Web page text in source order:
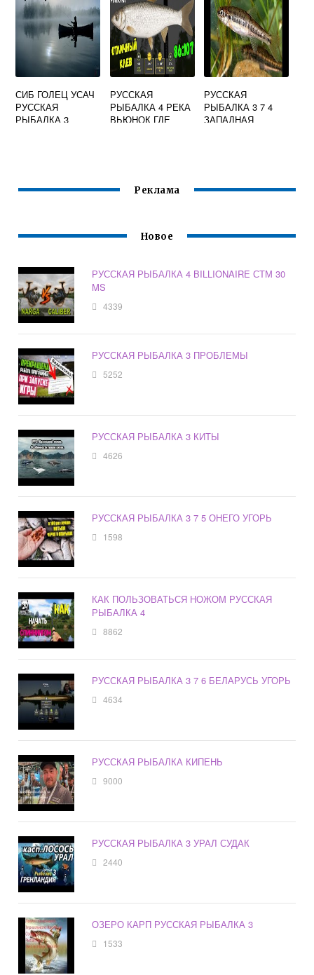
СИБ ГОЛЕЦ УСАЧ
РУССКАЯ
РЫБАЛКА 3
РУССКАЯ
РЫБАЛКА 4 РЕКА
ВЬЮНОК ГДЕ
РУССКАЯ
РЫБАЛКА 3 7 4
ЗАПАДНАЯ
Реклама
Новое
РУССКАЯ РЫБАЛКА 4 BILLIONAIRE СТМ 30
MS
4339
РУССКАЯ РЫБАЛКА 3 ПРОБЛЕМЫ
5252
РУССКАЯ РЫБАЛКА 3 КИТЫ
4626
РУССКАЯ РЫБАЛКА 3 7 5 ОНЕГО УГОРЬ
1598
КАК ПОЛЬЗОВАТЬСЯ НОЖОМ РУССКАЯ
РЫБАЛКА 4
8862
РУССКАЯ РЫБАЛКА 3 7 6 БЕЛАРУСЬ УГОРЬ
4634
РУССКАЯ РЫБАЛКА КИПЕНЬ
9000
РУССКАЯ РЫБАЛКА 3 УРАЛ СУДАК
2440
ОЗЕРО КАРП РУССКАЯ РЫБАЛКА 3
1533